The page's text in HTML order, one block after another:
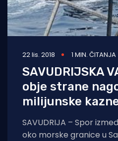
22 lis. 2018 1 MIN. ČITANJA
SAVUDRIJSKA
obje strane
milijunske
SAVUDRIJA – Spor
oko morske granice u